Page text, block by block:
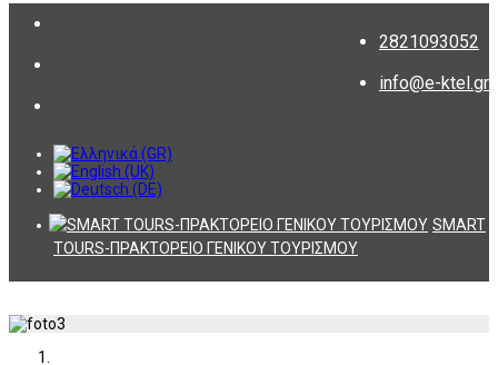
2821093052
info@e-ktel.gr
SMART
TOURS-ΠΡΑΚΤΟΡΕΙΟ ΓΕΝΙΚΟΥ ΤΟΥΡΙΣΜΟΥ